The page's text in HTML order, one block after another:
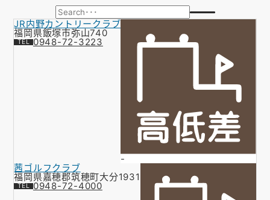
お知らせ
JR内野カントリークラブ
福岡県飯塚市弥山740
0948-72-3223
-
茜ゴルフクラブ
福岡県嘉穂郡筑穂町大分1931
0948-72-4000